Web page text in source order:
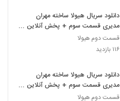
دانلود سریال هیولا ساخته مهران
مدیری قسمت سوم + پخش آنلاین
قسمت ها -
قسمت دوم هیولا
۱۱۶ بازدید
دانلود سریال هیولا ساخته مهران
مدیری قسمت سوم + پخش آنلاین
قسمت ها-- - -
قسمت دوم هیولا